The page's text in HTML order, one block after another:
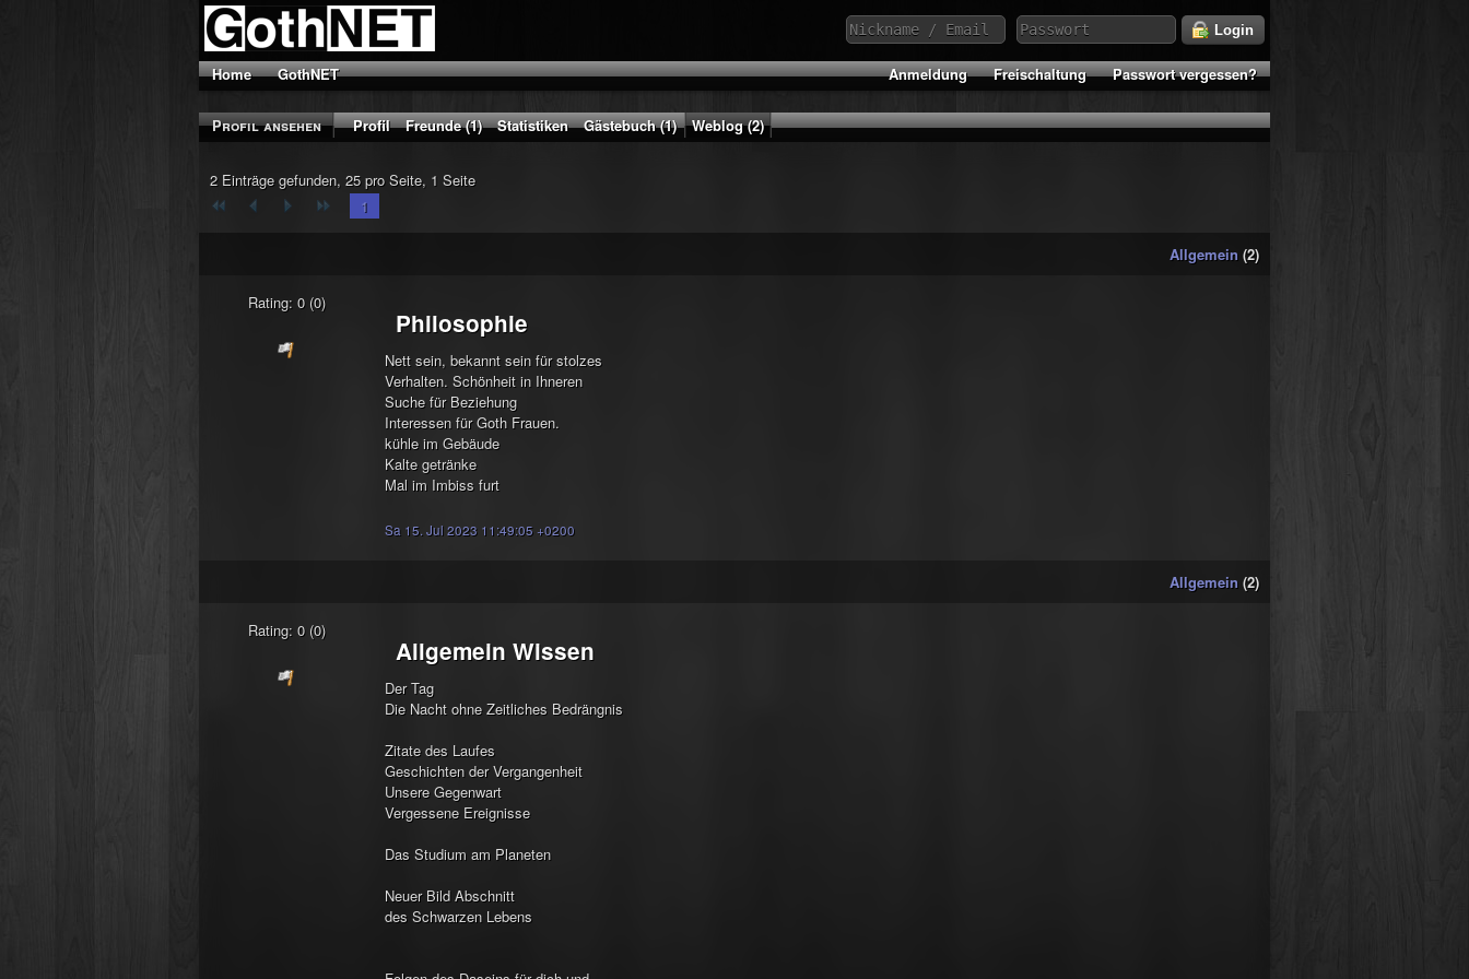
Login
Home GothNET Anmeldung Freischaltung Passwort vergessen?
Profil ansehen Profil Freunde (1) Statistiken Gästebuch (1) Weblog (2)
2 Einträge gefunden, 25 pro Seite, 1 Seite
1
Allgemein (2)
Rating: 0 (0)
Philosophie
Nett sein, bekannt sein für stolzes
Verhalten. Schönheit in Ihneren
Suche für Beziehung
Interessen für Goth Frauen.
kühle im Gebäude
Kalte getränke
Mal im Imbiss furt
Sa 15. Jul 2023 11:49:05 +0200
Allgemein (2)
Rating: 0 (0)
Allgemein Wissen
Der Tag
Die Nacht ohne Zeitliches Bedrängnis
Zitate des Laufes
Geschichten der Vergangenheit
Unsere Gegenwart
Vergessene Ereignisse
Das Studium am Planeten
Neuer Bild Abschnitt
des Schwarzen Lebens